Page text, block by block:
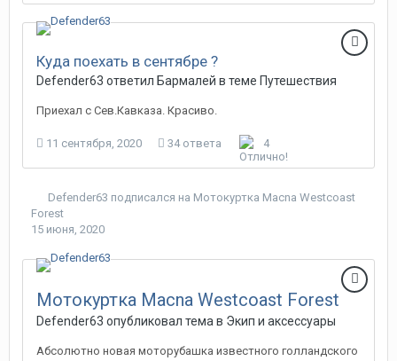
Куда поехать в сентябре ?
Defender63 ответил Бармалей в теме Путешествия
Приехал с Сев.Кавказа. Красиво.
11 сентября, 2020 34 ответа 4
Defender63 подписался на Мотокуртка Macna Westcoast
Forest
15 июня, 2020
Мотокуртка Macna Westcoast Forest
Defender63 опубликовал тема в Экип и аксессуары
Абсолютно новая моторубашка известного голландского